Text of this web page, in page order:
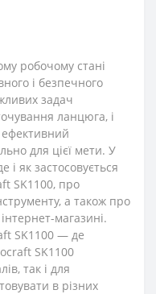
робочому стані
і безпечного
задач
ланцюга, і
для цієї мети. У
і як застосовується
SK1100, про
а також про
магазині.
SK1100 ― де
SK1100
так і для
в різних